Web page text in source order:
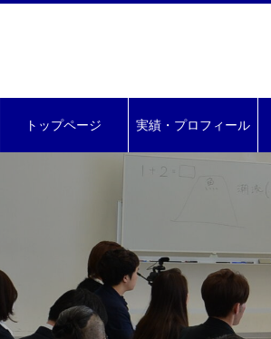
トップページ 実績・プロフィール